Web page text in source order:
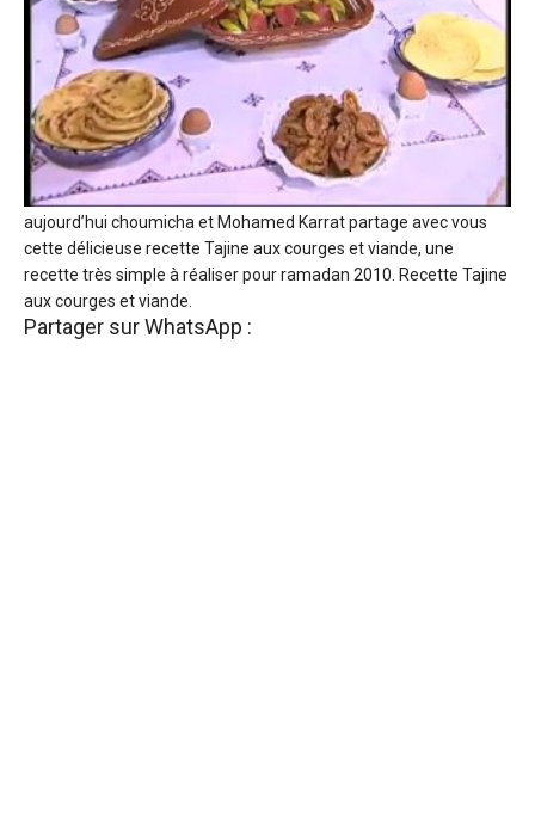
aujourd’hui choumicha et Mohamed Karrat partage avec vous
cette délicieuse recette Tajine aux courges et viande, une
recette très simple à réaliser pour ramadan 2010. Recette Tajine
aux courges et viande.
Partager sur WhatsApp :